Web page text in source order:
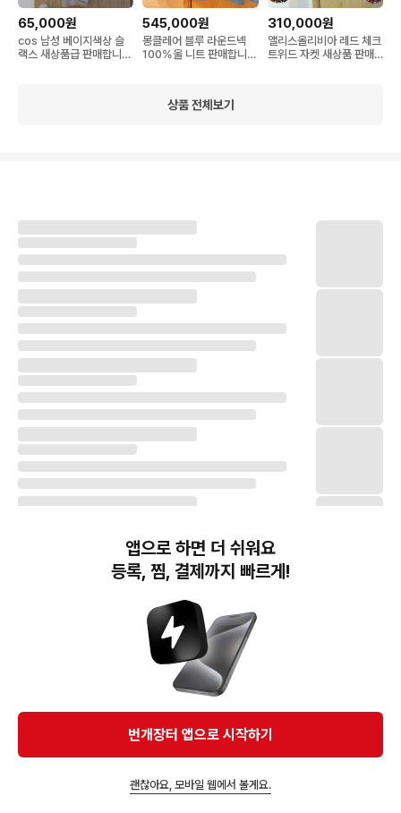
즐겨찾고 알림받기
65,000원
cos 남성 베이지색상 슬
랙스 새상품급 판매합니
545,000원
몽클레어 블루 라운드넥
100%울 니트 판매합니
310,000원
앨리스올리비아 레드 체크
트위드 자켓 새상품 판매
상품 전체보기
번개장터(주) 사업자정보, 이용약관 및 기타 법적고지
번개장터㈜는 통신판매중개자이며, 통신판매의 당사자가 아닙니다. 전자상거래 등에서의
소비자보호에 관한 법률 등 관련 법령 및 번개장터㈜의 약관에 따라 상품, 상품정보, 거래에 관한 책임은
개별 판매자에게 귀속하고, 번개장터㈜는 원칙적으로 회원간 거래에 대하여 책임을 지지 않습니다.
다만, 번개장터㈜가 직접 판매하는 상품에 대한 책임은 번개장터㈜에게 귀속합니다.
Ⓒ Bungaejangter Inc. all rights reserved.
앱으로 하면 더 쉬워요
등록, 찜, 결제까지 빠르게!
번개장터 앱으로 시작하기
괜찮아요, 모바일 웹에서 볼게요.